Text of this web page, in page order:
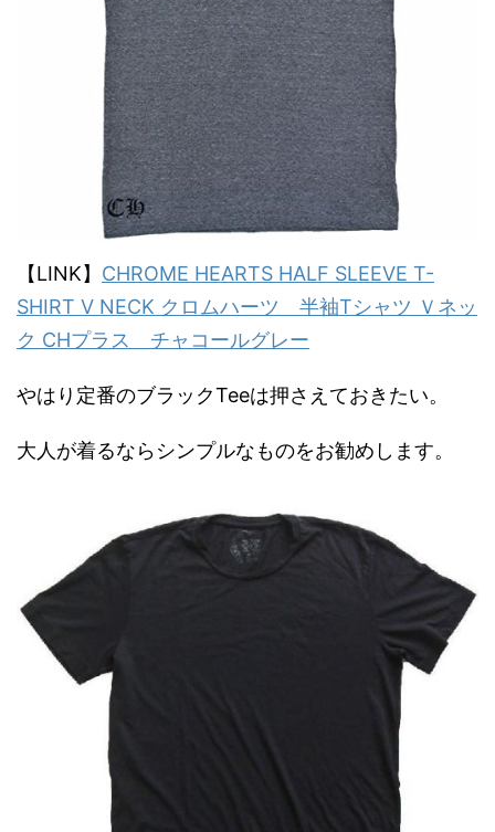
【LINK】 CHROME HEARTS HALF SLEEVE T-
SHIRT V NECK クロムハーツ 半袖Tシャツ Ｖネッ
ク CHプラス チャコールグレー
やはり定番のブラックTeeは押さえておきたい。
大人が着るならシンプルなものをお勧めします。